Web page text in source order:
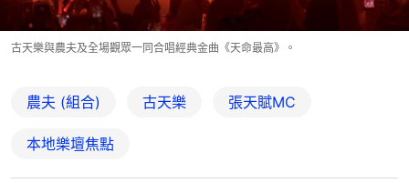
古天樂與農夫及全場觀眾一同合唱經典金曲《天命最高》。
農夫 (組合) 古天樂 張天賦MC
本地樂壇焦點